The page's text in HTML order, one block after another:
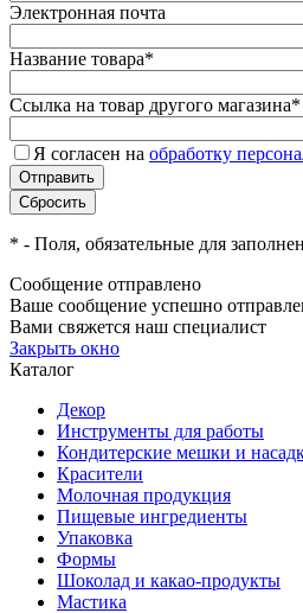
Электронная почта
Название товара*
Ссылка на товар другого магазина*
Я согласен на обработку
* - Поля, обязательные для
Сообщение отправлено
Ваше сообщение успешно
Вами свяжется наш специалист
Закрыть окно
Каталог
Декор
Инструменты для работы
Кондитерские мешки и
Красители
Молочная продукция
Пищевые ингредиенты
Упаковка
Формы
Шоколад и какао-продукты
Мастика